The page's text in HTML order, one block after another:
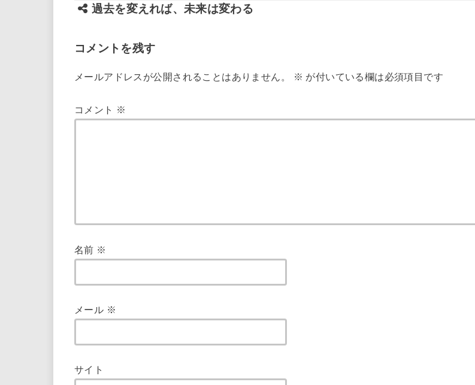
過去を変えれば、未来は変わる
コメントを残す
メールアドレスが公開されることはありません。 ※ が付いている欄は必須項目です
コメント ※
名前 ※
メール ※
サイト